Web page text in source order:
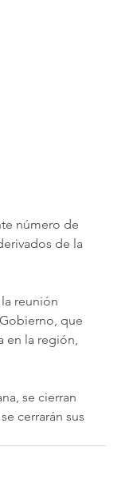
número de
de la
reunión
que
en la región,
se cierran
cerrarán sus